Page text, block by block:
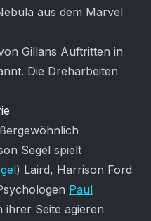
aus dem Marvel
Gillans Auftritten in
Die Dreharbeiten
Segel spielt
) Laird, Harrison Ford
Paul
ihrer Seite agieren